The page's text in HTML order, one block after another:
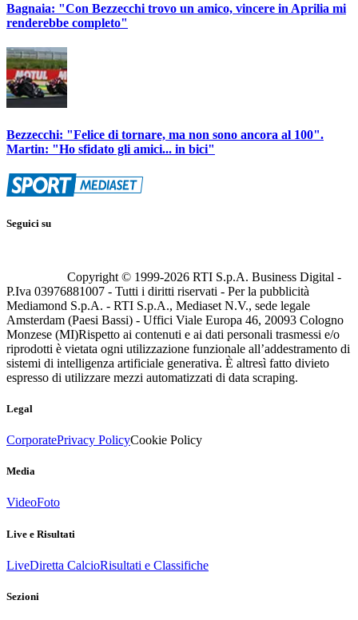
Bagnaia: "Con Bezzecchi trovo un amico, vincere in Aprilia mi
renderebbe completo"
Bezzecchi: "Felice di tornare, ma non sono ancora al 100".
Martin: "Ho sfidato gli amici... in bici"
Seguici su
Copyright © 1999-2026 RTI S.p.A. Business Digital -
P.Iva 03976881007 - Tutti i diritti riservati - Per la pubblicità
Mediamond S.p.A. - RTI S.p.A., Mediaset N.V., sede legale
Amsterdam (Paesi Bassi) - Uffici Viale Europa 46, 20093 Cologno
Monzese (MI)Rispetto ai contenuti e ai dati personali trasmessi e/o
riprodotti è vietata ogni utilizzazione funzionale all’addestramento di
sistemi di intelligenza artificiale generativa. È altresì fatto divieto
espresso di utilizzare mezzi automatizzati di data scraping.
Legal
CorporatePrivacy PolicyCookie Policy
Media
VideoFoto
Live e Risultati
LiveDiretta CalcioRisultati e Classifiche
Sezioni